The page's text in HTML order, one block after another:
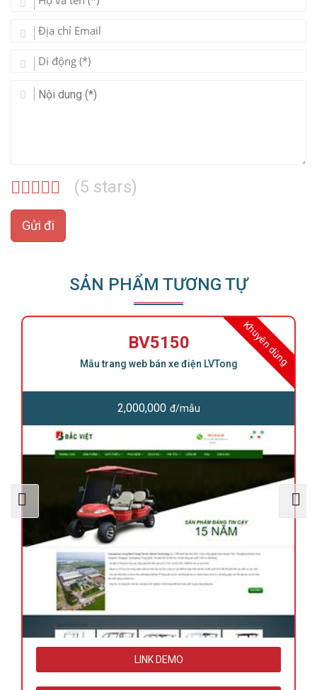
(5 stars)
Gửi đi
SẢN PHẨM TƯƠNG TỰ
Khuyên dùng
BV5150
Mẫu trang web bán xe điện LVTong
2,000,000 đ/mẫu
LINK DEMO